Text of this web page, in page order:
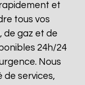
et
tous vos
de gaz et de
24h/24
Nous
de services,